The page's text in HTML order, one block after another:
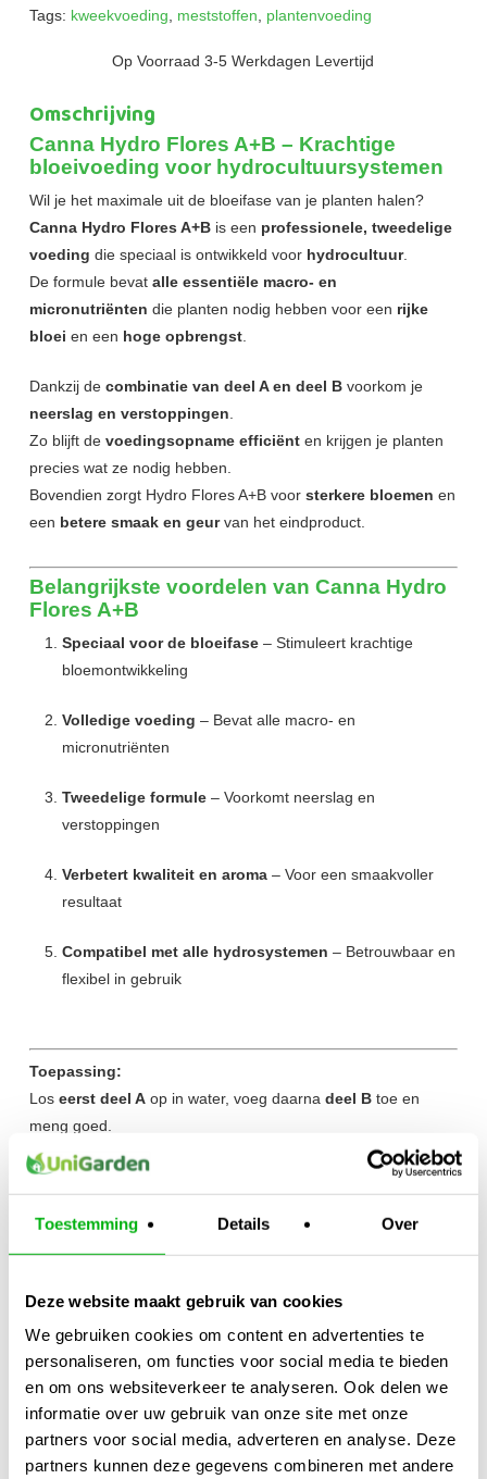
Toestemming Details Over
Deze website maakt gebruik van cookies
We gebruiken cookies om content en advertenties te
personaliseren, om functies voor social media te bieden
en om ons websiteverkeer te analyseren. Ook delen we
informatie over uw gebruik van onze site met onze
partners voor social media, adverteren en analyse. Deze
partners kunnen deze gegevens combineren met andere
Tags: kweekvoeding, meststoffen, plantenvoeding
Op Voorraad 3-5 Werkdagen Levertijd
Omschrijving
Canna Hydro Flores A+B – Krachtige
bloeivoeding voor hydrocultuursystemen
Wil je het maximale uit de bloeifase van je planten halen?
Canna Hydro Flores A+Bis een professionele, tweedelige
voeding die speciaal is ontwikkeld voor hydrocultuur.
De formule bevat alle essentiële macro- en
micronutriënten die planten nodig hebben voor een rijke
bloei en een hoge opbrengst.
Dankzij de combinatie van deel A en deel Bvoorkom je
neerslag en verstoppingen.
Zo blijft de voedingsopname efficiënten krijgen je planten
precies wat ze nodig hebben.
Bovendien zorgt Hydro Flores A+B voor sterkere bloemen en
een betere smaak en geurvan het eindproduct.
Belangrijkste voordelen van Canna Hydro
Flores A+B
Speciaal voor de bloeifase– Stimuleert krachtige
bloemontwikkeling
Volledige voeding – Bevat alle macro- en
micronutriënten
Tweedelige formule– Voorkomt neerslag en
verstoppingen
Verbetert kwaliteit en aroma– Voor een smaakvoller
resultaat
Compatibel met alle hydrosystemen – Betrouwbaar en
flexibel in gebruik
Toepassing:
Los eerst deel Aop in water, voeg daarna deel Btoe en
meng goed.
Gebruik volgens de
voor het beste
resultaat.
opneembaar.
category/vijverirrigatie/ph-ec-meters/
Extra productinformatie
Gewicht
N/B